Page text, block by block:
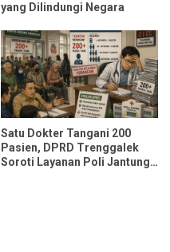
yang Dilindungi Negara
Satu Dokter Tangani 200
Pasien, DPRD Trenggalek
Soroti Layanan Poli Jantung